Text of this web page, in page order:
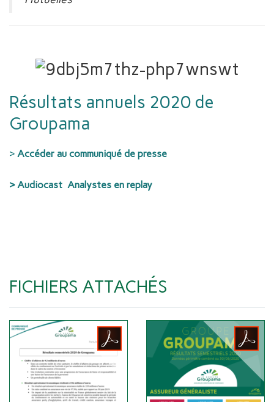
Résultats annuels 2020 de
Groupama
> Accéder au communiqué de presse
> Audiocast Analystes en replay
FICHIERS ATTACHÉS